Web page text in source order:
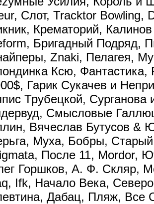
Слот, Tracktor Bowling,
Крематорий,
Бригадный Подряд,
Znaki, Пелагея,
Ксю,
Гарик Сукачев и
Трубецкой, Сурганова
Смысловые
Вячеслав Бутусов &
Муха, Бобры,
После 11, Mordor,
Горшков, А. Ф. Скляр,
Ifk, Начало Века,
Дабац, Пляж, Все